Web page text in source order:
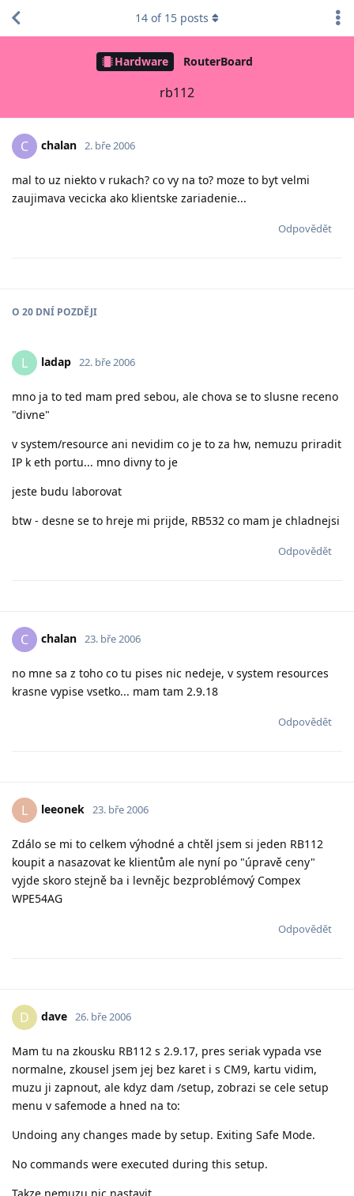
Hardware RouterBoard
rb112
14 of 15 posts
C chalan 2. bře 2006
mal to uz niekto v rukach? co vy na to? moze to byt velmi
zaujimava vecicka ako klientske zariadenie...
Odpovědět
O 20 DNÍ POZDĚJI
L ladap 22. bře 2006
mno ja to ted mam pred sebou, ale chova se to slusne receno
"divne"
v system/resource ani nevidim co je to za hw, nemuzu priradit
IP k eth portu... mno divny to je
jeste budu laborovat
btw - desne se to hreje mi prijde, RB532 co mam je chladnejsi
Odpovědět
C chalan 23. bře 2006
no mne sa z toho co tu pises nic nedeje, v system resources
krasne vypise vsetko... mam tam 2.9.18
Odpovědět
L leeonek 23. bře 2006
Zdálo se mi to celkem výhodné a chtěl jsem si jeden RB112
koupit a nasazovat ke klientům ale nyní po "úpravě ceny"
vyjde skoro stejně ba i levnějc bezproblémový Compex
WPE54AG
Odpovědět
D dave 26. bře 2006
Mam tu na zkousku RB112 s 2.9.17, pres seriak vypada vse
normalne, zkousel jsem jej bez karet i s CM9, kartu vidim,
muzu ji zapnout, ale kdyz dam /setup, zobrazi se cele setup
menu v safemode a hned na to:
Undoing any changes made by setup. Exiting Safe Mode.
No commands were executed during this setup.